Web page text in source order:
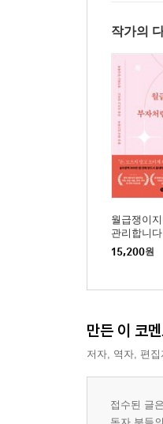
작가의
월급쟁이
관리합니다
15,200원
만든 이 코
저자, 역자, 편
접수된 글